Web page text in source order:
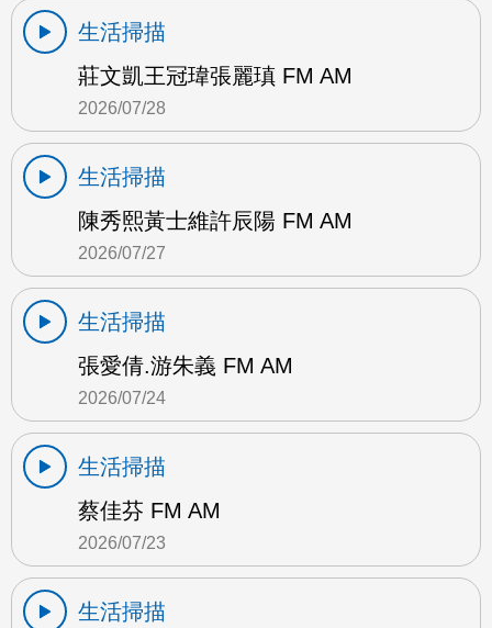
生活掃描
莊文凱王冠瑋張麗瑱 FM AM
2026/07/28
生活掃描
陳秀熙黃士維許辰陽 FM AM
2026/07/27
生活掃描
張愛倩.游朱義 FM AM
2026/07/24
生活掃描
蔡佳芬 FM AM
2026/07/23
生活掃描